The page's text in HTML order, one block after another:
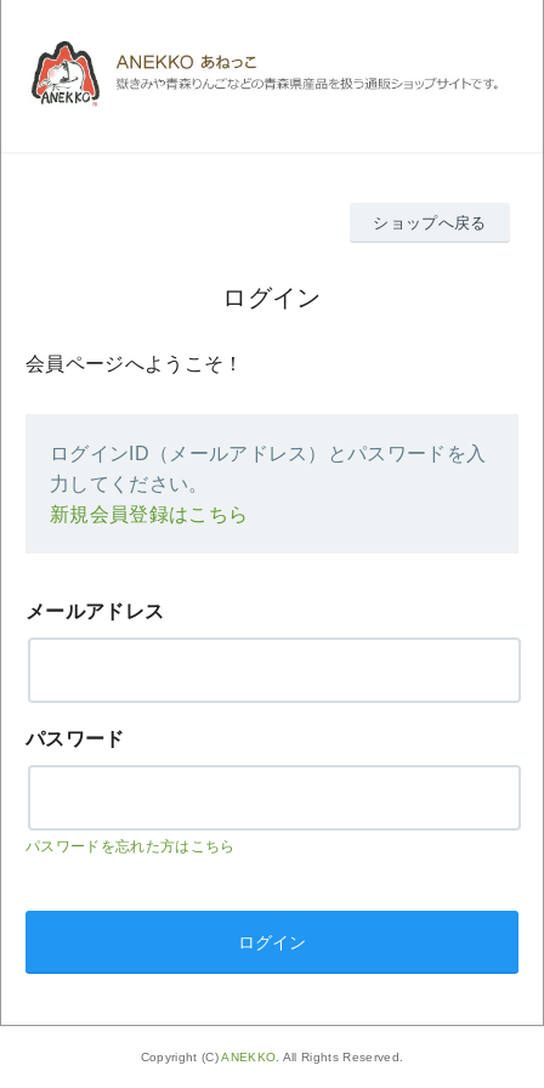
ショップへ戻る
ログイン
会員ページへようこそ！
ログインID（メールアドレス）とパスワードを入
力してください。
新規会員登録はこちら
メールアドレス
パスワード
パスワードを忘れた方はこちら
Copyright (C)ANEKKO . All Rights Reserved.